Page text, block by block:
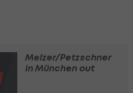
Melzer/Petzschner
in München out